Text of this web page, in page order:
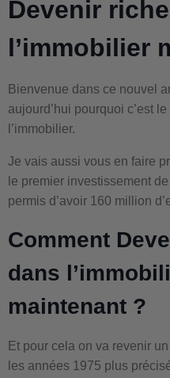
Devenir
l’immobilier
Bienvenue dans ce nouvel
aujourd’hui pourquoi c’est
l’immobilier.
Je vais aussi vous en faire
le premier investissement
permis d’avoir 160 million
Comment
dans
maintenant ?
Et pour cela on va revenir
les années 1975 plus